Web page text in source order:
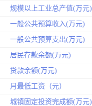
规模以上工业总产值(万元)
一般公共预算收入(万元)
一般公共预算支出(万元)
居民存款余额(万元)
贷款余额(万元)
月最低工资（元）
城镇固定投资完成额(万元)